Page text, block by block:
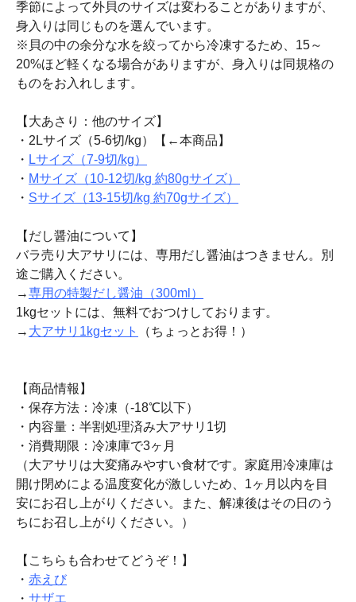
季節によって外貝のサイズは変わることがありますが、
身入りは同じものを選んでいます。
※貝の中の余分な水を絞ってから冷凍するため、15～
20%ほど軽くなる場合がありますが、身入りは同規格の
ものをお入れします。
【大あさり：他のサイズ】
・2Lサイズ（5-6切/kg）【←本商品】
・ Lサイズ（7-9切/kg）
・ Mサイズ（10-12切/kg 約80gサイズ）
・ Sサイズ（13-15切/kg 約70gサイズ）
【だし醤油について】
バラ売り大アサリには、専用だし醤油はつきません。別
途ご購入ください。
→専用の特製だし醤油（300ml）
1kgセットには、無料でおつけしております。
→ 大アサリ1kgセット （ちょっとお得！）
【商品情報】
・保存方法：冷凍（-18℃以下）
・内容量：半割処理済み大アサリ1切
・消費期限：冷凍庫で3ヶ月
（大アサリは大変痛みやすい食材です。家庭用冷凍庫は
開け閉めによる温度変化が激しいため、1ヶ月以内を目
安にお召し上がりください。また、解凍後はその日のう
ちにお召し上がりください。）
【こちらも合わせてどうぞ！】
・ 赤えび
・ サザエ